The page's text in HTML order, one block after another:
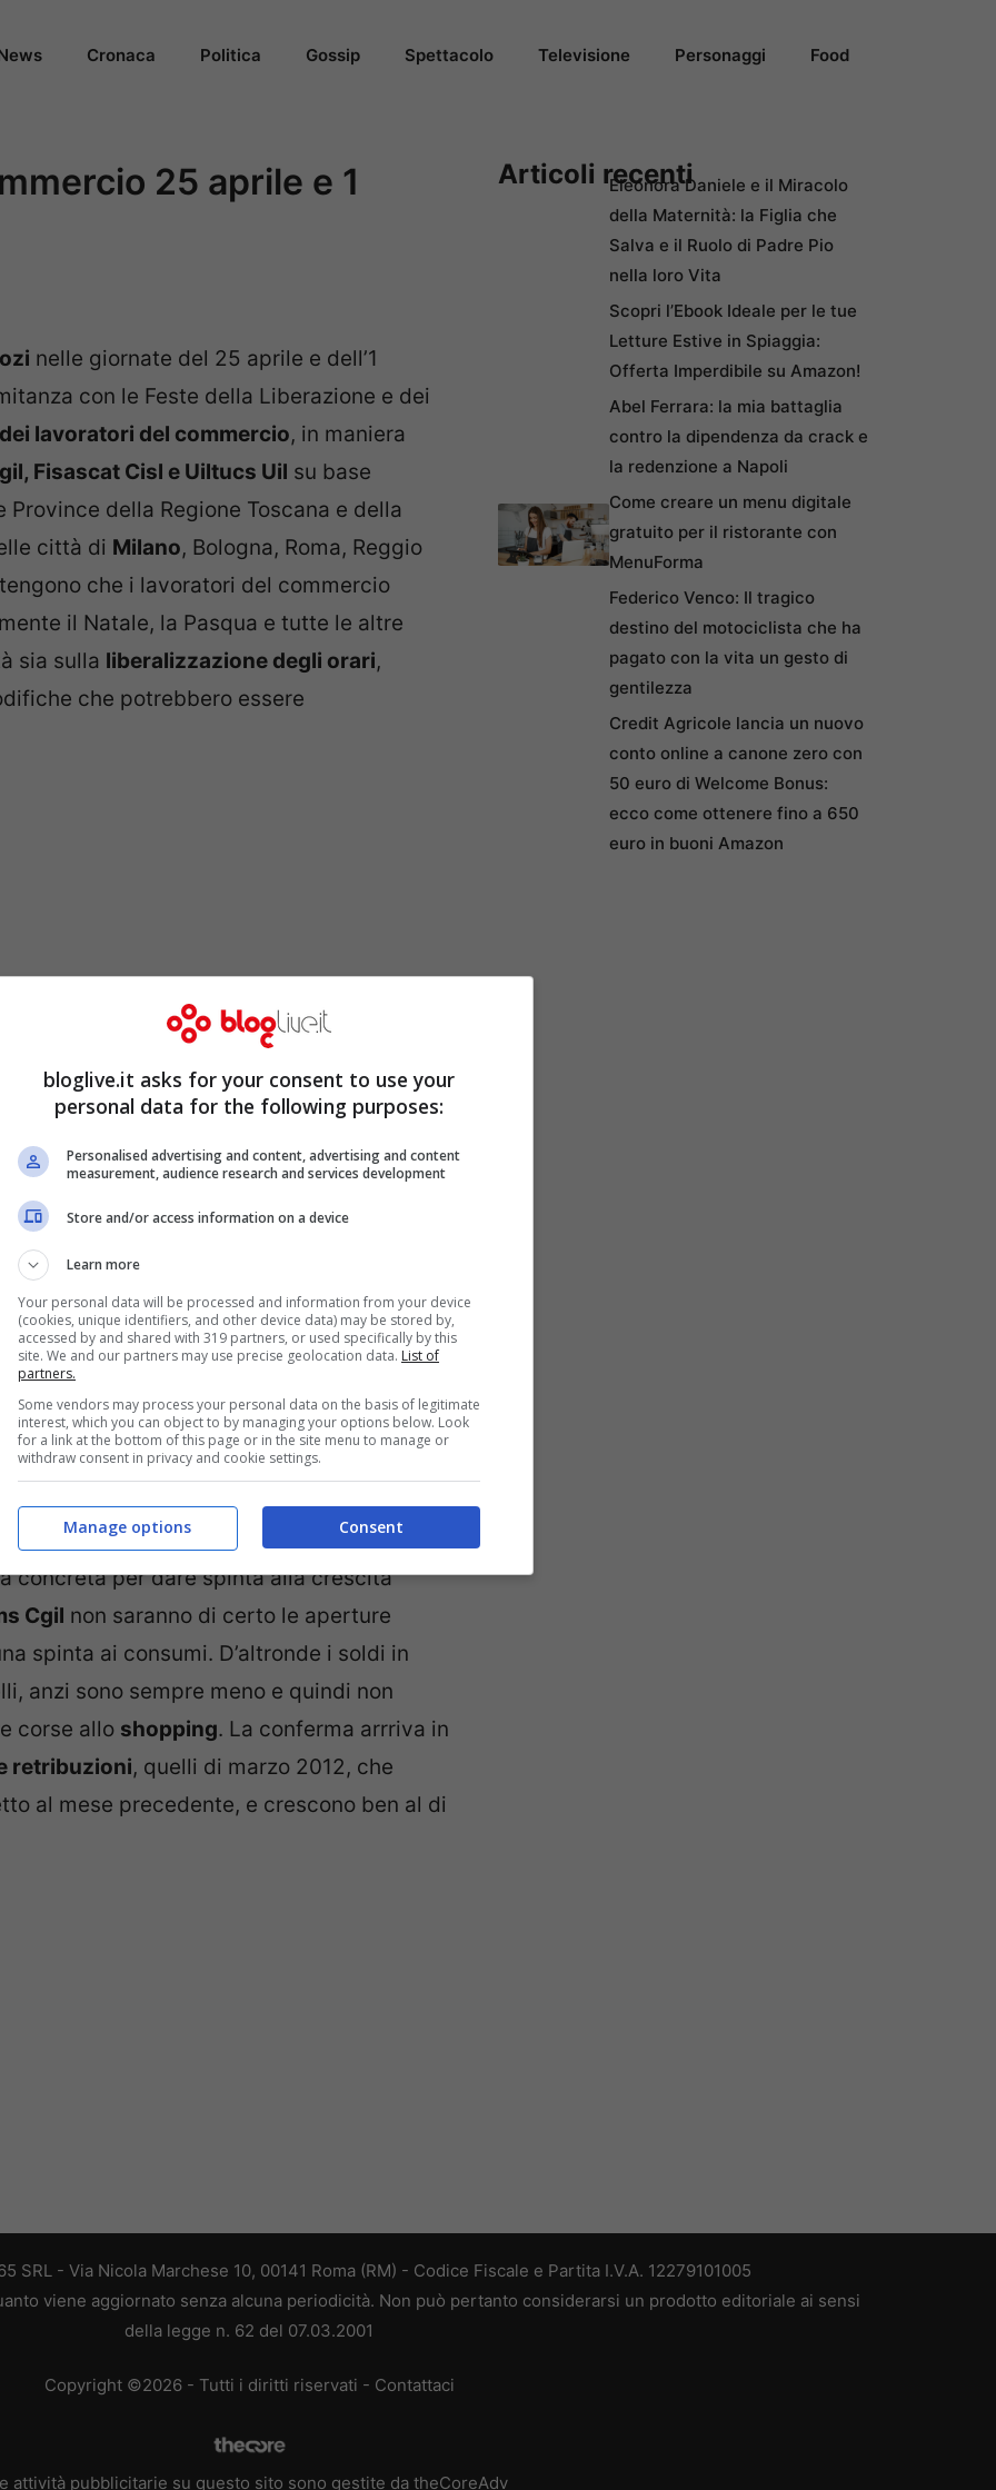
Cronaca Politica Gossip Spettacolo Televisione Personaggi Food
25 aprile e 1
nelle giornate del 25 aprile e dell’1
con le Feste della Liberazione e dei
lavoratori del commercio, in maniera
Fisascat Cisl e Uiltucs Uil su base
della Regione Toscana e della
città di Milano, Bologna, Roma, Reggio
che i lavoratori del commercio
il Natale, la Pasqua e tutte le altre
sia sulla liberalizzazione degli orari,
che potrebbero essere
i lavoratori del commercionon solo
organizzando presidi e manifestazioni al
anche attraverso un volantinaggio, a
concreta per dare spinta alla crescita
Cgil non saranno di certo le aperture
spinta ai consumi. D’altronde i soldi in
anzi sono sempre meno e quindi non
corse allo shopping. La conferma arrriva in
retribuzioni, quelli di marzo 2012, che
al mese precedente, e crescono ben al di
Articoli recentiEleonora Daniele e il Miracolo
della Maternità: la Figlia che
Salva e il Ruolo di Padre Pio
nella loro Vita
Scopri l’Ebook Ideale per le tue
Letture Estive in Spiaggia:
Offerta Imperdibile su Amazon!
Abel Ferrara: la mia battaglia
contro la dipendenza da crack e
la redenzione a Napoli
Come creare un menu digitale
gratuito per il ristorante con
MenuForma
Federico Venco: Il tragico
destino del motociclista che ha
pagato con la vita un gesto di
gentilezza
Credit Agricole lancia un nuovo
conto online a canone zero con
50 euro di Welcome Bonus:
ecco come ottenere fino a 650
euro in buoni Amazon
SRL - Via Nicola Marchese 10, 00141 Roma (RM) - Codice Fiscale e Partita I.V.A. 12279101005
viene aggiornato senza alcuna periodicità. Non può pertanto considerarsi un prodotto editoriale ai sensi
della legge n. 62 del 07.03.2001
Copyright ©2026 - Tutti i diritti riservati - Contattaci
attività pubblicitarie su questo sito sono gestite da theCoreAdv
bloglive.it asks for your consent to use your
personal data for the following purposes:
Personalised advertising and content, advertising and content
measurement, audience research and services development
Store and/or access information on a device
Learn more
Your personal data will be processed and information from your device
(cookies, unique identifiers, and other device data) may be stored by,
accessed by and shared with 319 partners, or used specifically by this
site. We and our partners may use precise geolocation data. List of
partners.
Some vendors may process your personal data on the basis of legitimate
interest, which you can object to by managing your options below. Look
for a link at the bottom of this page or in the site menu to manage or
withdraw consent in privacy and cookie settings.
Consent
Manage options